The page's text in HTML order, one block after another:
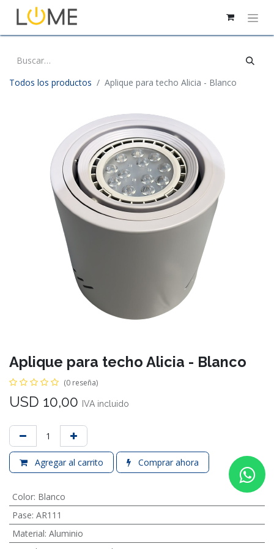
Todos los productos Aplique para techo Alicia - Blanco
Aplique para techo Alicia - Blanco
(0 reseña)
USD 10,00 IVA incluido
Agregar al carrito Comprar ahora
Color: Blanco
Pase: AR111
Material: Aluminio